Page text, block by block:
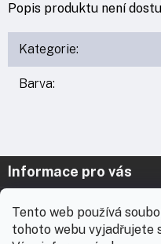
Tento web používá
tohoto webu vyjadřujete
Popis produktu není
Kategorie:
Barva:
Z
p
Informace pro vás
Prodejna Nymburk
Prodejna Solnice